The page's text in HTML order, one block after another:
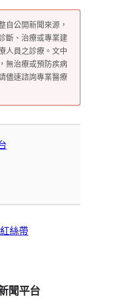
自公開新聞來源，
斷、治療或專業建
人員之診療。文中
無治療或預防疾病
儘速諮詢專業醫療
絲帶
聞平台